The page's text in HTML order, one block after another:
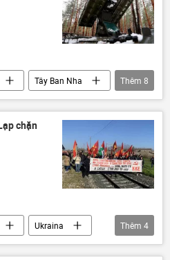
Tây Ban Nha
ở Ukraina
Quân sự
Âu
Thêm 8
chặn
Ukraina
Thêm 4